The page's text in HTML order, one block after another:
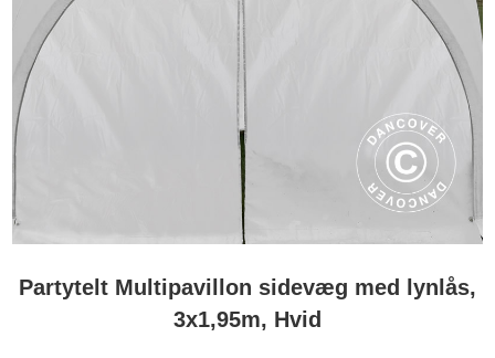
Ja. Kombinationen af professionel konstruktion, flere mulige
opstillinger og et karakteristisk design gør Multipavillon® relevant
for teltudlejere og eventfirmaer.
Partytelt Multipavillon sidevæg med lynlås,
3x1,95m, Hvid